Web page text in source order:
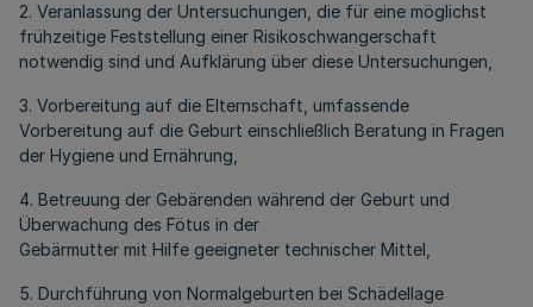
2. Veranlassung der Untersuchungen, die für eine möglichst
frühzeitige Feststellung einer Risikoschwangerschaft
notwendig sind und Aufklärung über diese Untersuchungen,
3. Vorbereitung auf die Elternschaft, umfassende
Vorbereitung auf die Geburt einschließlich Beratung in Fragen
der Hygiene und Ernährung,
4. Betreuung der Gebärenden während der Geburt und
Überwachung des Fötus in der
Gebärmutter mit Hilfe geeigneter technischer Mittel,
5. Durchführung von Normalgeburten bei Schädellage